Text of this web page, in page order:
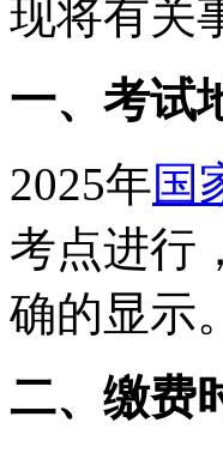
现将有关
一、考试
2025年国
考点进行
确的显示。
二、缴费